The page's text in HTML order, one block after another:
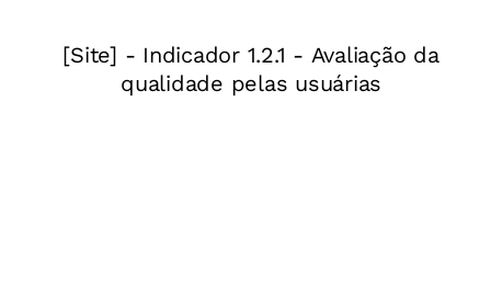
próprios ou da relação com a escola, elas
participam bem menos do que o desejável. A